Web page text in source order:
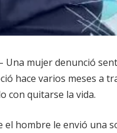
Una mujer denunció
hace varios meses a
con quitarse la vida.
el hombre le envió una